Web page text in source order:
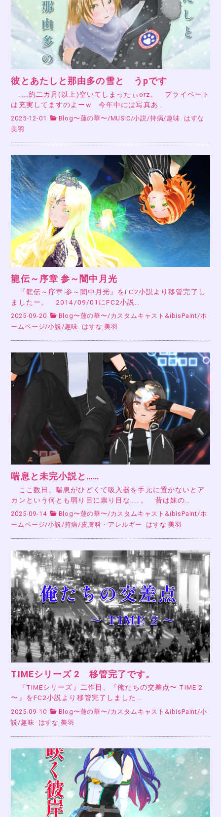
彼とあたしと那由多の雪と うpです
……約二カ月(以上)空いてしまったぃorz。 プライベート
は充実してますのよーw 今年中には写真あ…
2025-12-01 Blog〜蓮の華〜 /MUSIC/小説 /持病/趣味
はすな
美羽
龍伝～序章 参～闇中月光
『龍伝～序章 参～闇中月光』をFC2小説より移管完了し
ましたー。 2014/09/01にFC2小説…
2025-09-20 Blog〜蓮の華〜/カスタムキャスト&ibisPaint/ホ
ームページ/小説/趣味 はすな 美羽
喘息と未完小説と……
ここ数日、喘息がひどくて吸入器を手元に置かないとア
カンという何とも弱り目に祟り目な……。 昔は妹の…
2025-09-14 Blog〜蓮の華〜 /カスタムキャスト&ibisPaint/ホ
ームページ/小説 /持病 / 皮膚科・アレルギー はすな 美羽
TIMEシリーズ 2 移管完了です。
『TIMEシリーズ』二作目、『俺たちの交差点〜 TIME 2
〜』をFC2小説より移管完了しました…
2025-09-10 Blog〜蓮の華〜 /カスタムキャスト&ibisPaint/小
説 /趣味 はすな 美羽